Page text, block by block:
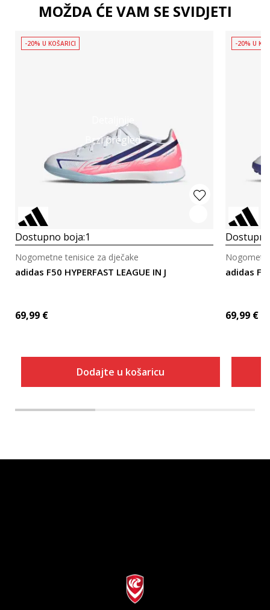
MOŽDA ĆE VAM SE SVIDJETI
Brzi pregled
-20% U KOŠARICI
Dostupno boja:1
adidas F50 HYPERFAST LEAGUE IN J
Nogometne tenisice za dječake
69,99 €
Dodajte u košaricu
-20% U
adidas
69,99 €